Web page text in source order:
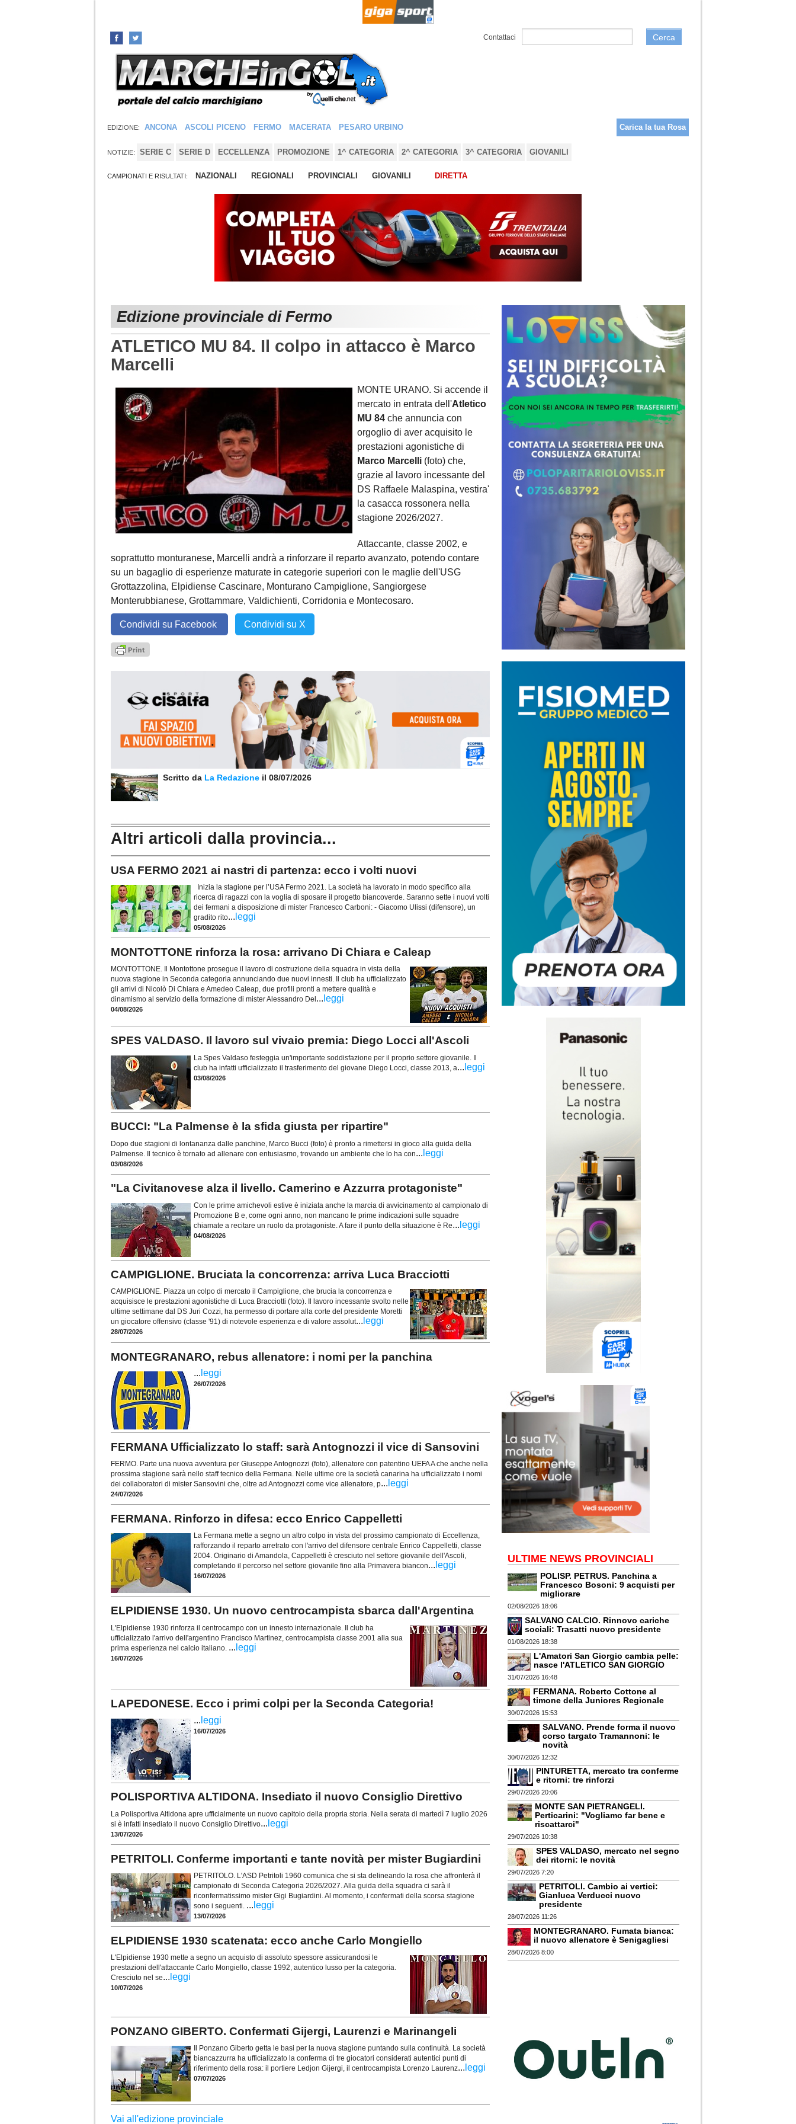
Contattaci Cerca
EDIZIONE: ANCONA ASCOLI PICENO FERMO MACERATA PESARO URBINO Carica la tua Rosa
NOTIZIE: SERIE C SERIE D ECCELLENZA PROMOZIONE 1^ CATEGORIA 2^ CATEGORIA 3^ CATEGORIA GIOVANILI
CAMPIONATI E RISULTATI: NAZIONALI REGIONALI PROVINCIALI GIOVANILI DIRETTA
Edizione provinciale di Fermo
ATLETICO MU 84. Il colpo in attacco è Marco
Marcelli
MONTE URANO. Si accende il
mercato in entrata dell'Atletico
MU 84 che annuncia con
orgoglio di aver acquisito le
prestazioni agonistiche di
Marco Marcelli (foto) che,
grazie al lavoro incessante del
DS Raffaele Malaspina, vestira'
la casacca rossonera nella
stagione 2026/2027.
Attaccante, classe 2002, e
soprattutto monturanese, Marcelli andrà a rinforzare il reparto avanzato, potendo contare
su un bagaglio di esperienze maturate in categorie superiori con le maglie dell'USG
Grottazzolina, Elpidiense Cascinare, Monturano Campiglione, Sangiorgese
Monterubbianese, Grottammare, Valdichienti, Corridonia e Montecosaro.
Condividi su Facebook Condividi su X
Scritto da La Redazione il 08/07/2026
Altri articoli dalla provincia...
USA FERMO 2021 ai nastri di partenza: ecco i volti nuovi
Inizia la stagione per l’USA Fermo 2021. La società ha lavorato in modo specifico alla
ricerca di ragazzi con la voglia di sposare il progetto biancoverde. Saranno sette i nuovi volti
dei fermani a disposizione di mister Francesco Carboni: - Giacomo Ulissi (difensore), un
gradito rito... leggi
05/08/2026
MONTOTTONE rinforza la rosa: arrivano Di Chiara e Caleap
MONTOTTONE. Il Montottone prosegue il lavoro di costruzione della squadra in vista della
nuova stagione in Seconda categoria annunciando due nuovi innesti. Il club ha ufficializzato
gli arrivi di Nicolò Di Chiara e Amedeo Caleap, due profili pronti a mettere qualità e
dinamismo al servizio della formazione di mister Alessandro Del ... leggi
04/08/2026
SPES VALDASO. Il lavoro sul vivaio premia: Diego Locci all'Ascoli
La Spes Valdaso festeggia un'importante soddisfazione per il proprio settore giovanile. Il
club ha infatti ufficializzato il trasferimento del giovane Diego Locci, classe 2013, a... leggi
03/08/2026
BUCCI: "La Palmense è la sfida giusta per ripartire"
Dopo due stagioni di lontananza dalle panchine, Marco Bucci (foto) è pronto a rimettersi in gioco alla guida della
Palmense. Il tecnico è tornato ad allenare con entusiasmo, trovando un ambiente che lo ha con... leggi
03/08/2026
"La Civitanovese alza il livello. Camerino e Azzurra protagoniste"
Con le prime amichevoli estive è iniziata anche la marcia di avvicinamento al campionato di
Promozione B e, come ogni anno, non mancano le prime indicazioni sulle squadre
chiamate a recitare un ruolo da protagoniste. A fare il punto della situazione è Re... leggi
04/08/2026
CAMPIGLIONE. Bruciata la concorrenza: arriva Luca Bracciotti
CAMPIGLIONE. Piazza un colpo di mercato il Campiglione, che brucia la concorrenza e
acquisisce le prestazioni agonistiche di Luca Bracciotti (foto). Il lavoro incessante svolto nelle
ultime settimane dal DS Juri Cozzi, ha permesso di portare alla corte del presidente Moretti
un giocatore offensivo (classe '91) di notevole esperienza e di valore assolut... leggi
28/07/2026
MONTEGRANARO, rebus allenatore: i nomi per la panchina
... leggi
26/07/2026
FERMANA Ufficializzato lo staff: sarà Antognozzi il vice di Sansovini
FERMO. Parte una nuova avventura per Giuseppe Antognozzi (foto), allenatore con patentino UEFA A che anche nella
prossima stagione sarà nello staff tecnico della Fermana. Nelle ultime ore la società canarina ha ufficializzato i nomi
dei collaboratori di mister Sansovini che, oltre ad Antognozzi come vice allenatore, p... leggi
24/07/2026
FERMANA. Rinforzo in difesa: ecco Enrico Cappelletti
La Fermana mette a segno un altro colpo in vista del prossimo campionato di Eccellenza,
rafforzando il reparto arretrato con l'arrivo del difensore centrale Enrico Cappelletti, classe
2004. Originario di Amandola, Cappelletti è cresciuto nel settore giovanile dell'Ascoli,
completando il percorso nel settore giovanile fino alla Primavera biancon... leggi
16/07/2026
ELPIDIENSE 1930. Un nuovo centrocampista sbarca dall'Argentina
L'Elpidiense 1930 rinforza il centrocampo con un innesto internazionale. Il club ha
ufficializzato l'arrivo dell'argentino Francisco Martinez, centrocampista classe 2001 alla sua
prima esperienza nel calcio italiano. ... leggi
16/07/2026
LAPEDONESE. Ecco i primi colpi per la Seconda Categoria!
... leggi
16/07/2026
POLISPORTIVA ALTIDONA. Insediato il nuovo Consiglio Direttivo
La Polisportiva Altidona apre ufficialmente un nuovo capitolo della propria storia. Nella serata di martedì 7 luglio 2026
si è infatti insediato il nuovo Consiglio Direttivo... leggi
13/07/2026
PETRITOLI. Conferme importanti e tante novità per mister Bugiardini
PETRITOLO. L'ASD Petritoli 1960 comunica che si sta delineando la rosa che affronterà il
campionato di Seconda Categoria 2026/2027. Alla guida della squadra ci sarà il
riconfermatissimo mister Gigi Bugiardini. Al momento, i confermati della scorsa stagione
sono i seguenti. ... leggi
13/07/2026
ELPIDIENSE 1930 scatenata: ecco anche Carlo Mongiello
L'Elpidiense 1930 mette a segno un acquisto di assoluto spessore assicurandosi le
prestazioni dell'attaccante Carlo Mongiello, classe 1992, autentico lusso per la categoria.
Cresciuto nel se... leggi
10/07/2026
PONZANO GIBERTO. Confermati Gijergi, Laurenzi e Marinangeli
Il Ponzano Giberto getta le basi per la nuova stagione puntando sulla continuità. La società
biancazzurra ha ufficializzato la conferma di tre giocatori considerati autentici punti di
riferimento della rosa: il portiere Ledjon Gijergi, il centrocampista Lorenzo Laurenz... leggi
07/07/2026
Vai all'edizione provinciale
ULTIME NEWS PROVINCIALI
POLISP. PETRUS. Panchina a
Francesco Bosoni: 9 acquisti per
migliorare
02/08/2026 18:06
SALVANO CALCIO. Rinnovo cariche
sociali: Trasatti nuovo presidente
01/08/2026 18:38
L'Amatori San Giorgio cambia pelle:
nasce l'ATLETICO SAN GIORGIO
31/07/2026 16:48
FERMANA. Roberto Cottone al
timone della Juniores Regionale
30/07/2026 15:53
SALVANO. Prende forma il nuovo
corso targato Tramannoni: le
novità
30/07/2026 12:32
PINTURETTA, mercato tra conferme
e ritorni: tre rinforzi
29/07/2026 20:06
MONTE SAN PIETRANGELI.
Perticarini: "Vogliamo far bene e
riscattarci"
29/07/2026 10:38
SPES VALDASO, mercato nel segno
dei ritorni: le novità
29/07/2026 7:20
PETRITOLI. Cambio ai vertici:
Gianluca Verducci nuovo
presidente
28/07/2026 11:26
MONTEGRANARO. Fumata bianca:
il nuovo allenatore è Senigagliesi
28/07/2026 8:00